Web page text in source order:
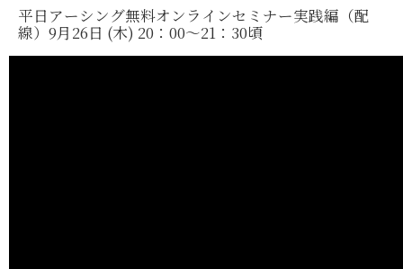
平日アーシング無料オンラインセミナー実践編（配
線）9月26日 (木) 20：00～21：30頃